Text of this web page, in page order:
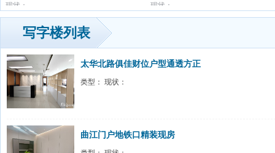
现状：
18330元/月
现状：
18750元/月
写字楼列表
太华北路俱佳财位户型通透方正
类型： 现状：
曲江门户地铁口精装现房